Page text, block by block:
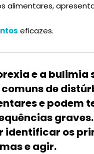
alimentares,
eficazes.
e a bulimia
de
e podem
graves.
identificar os
e agir.